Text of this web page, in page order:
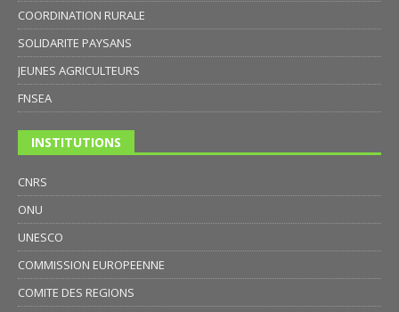
COORDINATION RURALE
SOLIDARITE PAYSANS
JEUNES AGRICULTEURS
FNSEA
INSTITUTIONS
CNRS
ONU
UNESCO
COMMISSION EUROPEENNE
COMITE DES REGIONS